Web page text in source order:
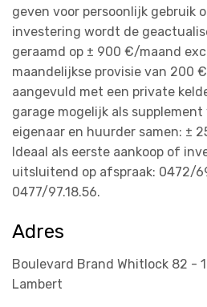
geven voor persoonlijk gebruik
investering wordt de
geraamd op ± 900 €/maand
maandelijkse provisie van 200
aangevuld met een private
garage mogelijk als
eigenaar en huurder samen: ±
Ideaal als eerste aankoop of
uitsluitend op afspraak: 0472/
0477/97.18.56.
Adres
Boulevard Brand Whitlock 82 -
Lambert